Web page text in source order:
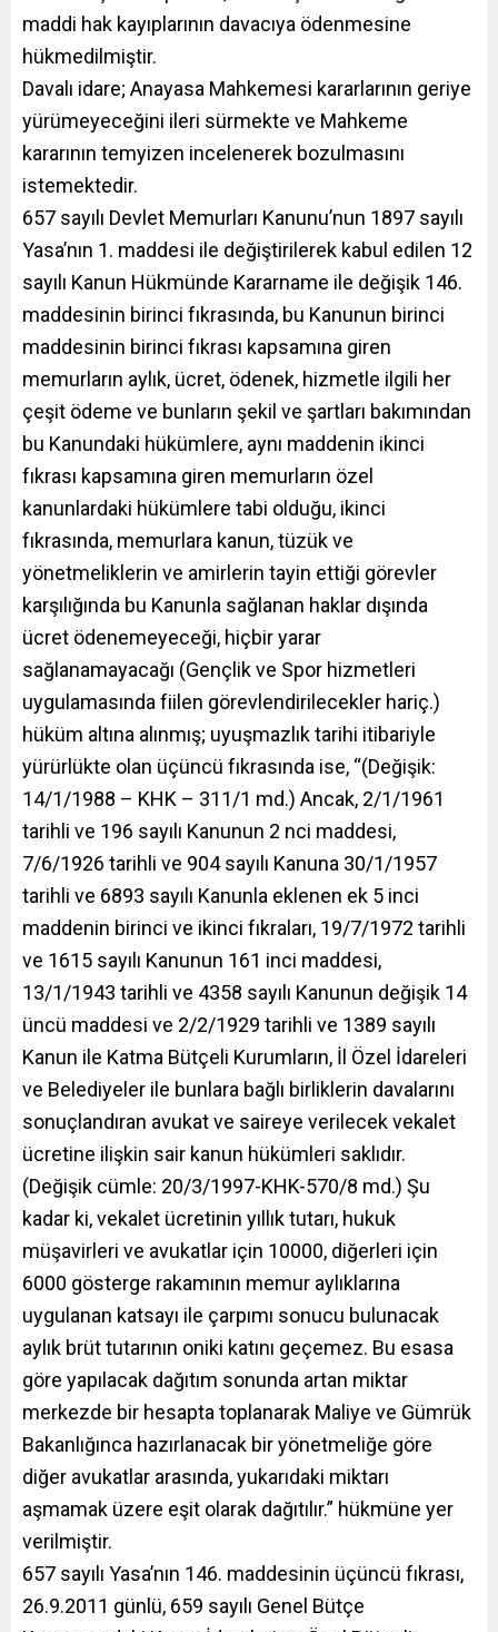
maddi hak kayıplarının davacıya ödenmesine
hükmedilmiştir.
Davalı idare; Anayasa Mahkemesi kararlarının geriye
yürümeyeceğini ileri sürmekte ve Mahkeme
kararının temyizen incelenerek bozulmasını
istemektedir.
657 sayılı Devlet Memurları Kanunu’nun 1897 sayılı
Yasa’nın 1. maddesi ile değiştirilerek kabul edilen 12
sayılı Kanun Hükmünde Kararname ile değişik 146.
maddesinin birinci fıkrasında, bu Kanunun birinci
maddesinin birinci fıkrası kapsamına giren
memurların aylık, ücret, ödenek, hizmetle ilgili her
çeşit ödeme ve bunların şekil ve şartları bakımından
bu Kanundaki hükümlere, aynı maddenin ikinci
fıkrası kapsamına giren memurların özel
kanunlardaki hükümlere tabi olduğu, ikinci
fıkrasında, memurlara kanun, tüzük ve
yönetmeliklerin ve amirlerin tayin ettiği görevler
karşılığında bu Kanunla sağlanan haklar dışında
ücret ödenemeyeceği, hiçbir yarar
sağlanamayacağı (Gençlik ve Spor hizmetleri
uygulamasında fiilen görevlendirilecekler hariç.)
hüküm altına alınmış; uyuşmazlık tarihi itibariyle
yürürlükte olan üçüncü fıkrasında ise, “(Değişik:
14/1/1988 – KHK – 311/1 md.) Ancak, 2/1/1961
tarihli ve 196 sayılı Kanunun 2 nci maddesi,
7/6/1926 tarihli ve 904 sayılı Kanuna 30/1/1957
tarihli ve 6893 sayılı Kanunla eklenen ek 5 inci
maddenin birinci ve ikinci fıkraları, 19/7/1972 tarihli
ve 1615 sayılı Kanunun 161 inci maddesi,
13/1/1943 tarihli ve 4358 sayılı Kanunun değişik 14
üncü maddesi ve 2/2/1929 tarihli ve 1389 sayılı
Kanun ile Katma Bütçeli Kurumların, İl Özel İdareleri
ve Belediyeler ile bunlara bağlı birliklerin davalarını
sonuçlandıran avukat ve saireye verilecek vekalet
ücretine ilişkin sair kanun hükümleri saklıdır.
(Değişik cümle: 20/3/1997-KHK-570/8 md.) Şu
kadar ki, vekalet ücretinin yıllık tutarı, hukuk
müşavirleri ve avukatlar için 10000, diğerleri için
6000 gösterge rakamının memur aylıklarına
uygulanan katsayı ile çarpımı sonucu bulunacak
aylık brüt tutarının oniki katını geçemez. Bu esasa
göre yapılacak dağıtım sonunda artan miktar
merkezde bir hesapta toplanarak Maliye ve Gümrük
Bakanlığınca hazırlanacak bir yönetmeliğe göre
diğer avukatlar arasında, yukarıdaki miktarı
aşmamak üzere eşit olarak dağıtılır.” hükmüne yer
verilmiştir.
657 sayılı Yasa’nın 146. maddesinin üçüncü fıkrası,
26.9.2011 günlü, 659 sayılı Genel Bütçe